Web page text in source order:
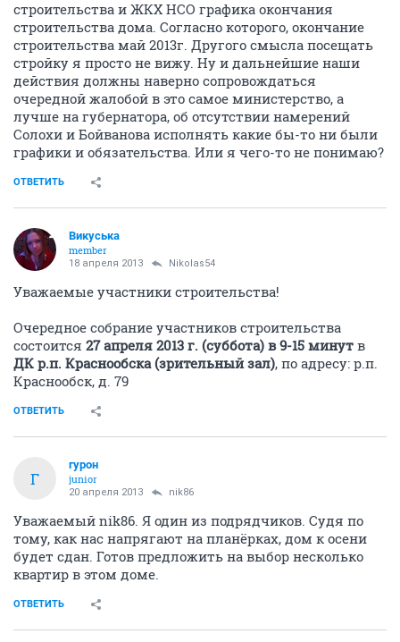
строительства и ЖКХ НСО графика окончания
строительства дома. Согласно которого, окончание
строительства май 2013г. Другого смысла посещать
стройку я просто не вижу. Ну и дальнейшие наши
действия должны наверно сопровождаться
очередной жалобой в это самое министерство, а
лучше на губернатора, об отсутствии намерений
Солохи и Бойванова исполнять какие бы-то ни были
графики и обязательства. Или я чего-то не понимаю?
ОТВЕТИТЬ
Викуська
member
18 апреля 2013 Nikolas54
Уважаемые участники строительства!
Очередное собрание участников строительства
состоится 27 апреля 2013 г. (суббота) в 9-15 минут в
ДК р.п. Краснообска (зрительный зал), по адресу: р.п.
Краснообск, д. 79
ОТВЕТИТЬ
Г
гурон
junior
20 апреля 2013 nik86
Уважаемый nik86. Я один из подрядчиков. Судя по
тому, как нас напрягают на планёрках, дом к осени
будет сдан. Готов предложить на выбор несколько
квартир в этом доме.
ОТВЕТИТЬ